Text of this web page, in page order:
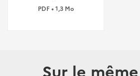
PDF • 1,3 Mo
Sur le